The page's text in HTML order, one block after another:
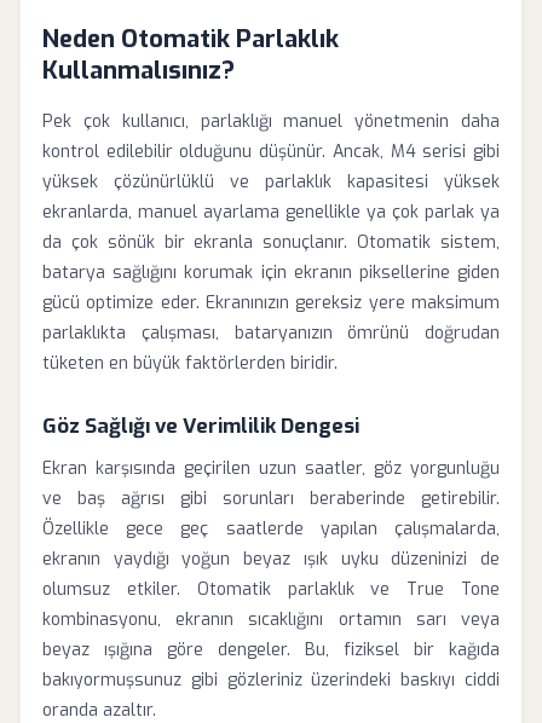
Neden Otomatik Parlaklık
Kullanmalısınız?
Pek çok kullanıcı, parlaklığı manuel yönetmenin daha
kontrol edilebilir olduğunu düşünür. Ancak, M4 serisi gibi
yüksek çözünürlüklü ve parlaklık kapasitesi yüksek
ekranlarda, manuel ayarlama genellikle ya çok parlak ya
da çok sönük bir ekranla sonuçlanır. Otomatik sistem,
batarya sağlığını korumak için ekranın piksellerine giden
gücü optimize eder. Ekranınızın gereksiz yere maksimum
parlaklıkta çalışması, bataryanızın ömrünü doğrudan
tüketen en büyük faktörlerden biridir.
Göz Sağlığı ve Verimlilik Dengesi
Ekran karşısında geçirilen uzun saatler, göz yorgunluğu
ve baş ağrısı gibi sorunları beraberinde getirebilir.
Özellikle gece geç saatlerde yapılan çalışmalarda,
ekranın yaydığı yoğun beyaz ışık uyku düzeninizi de
olumsuz etkiler. Otomatik parlaklık ve True Tone
kombinasyonu, ekranın sıcaklığını ortamın sarı veya
beyaz ışığına göre dengeler. Bu, fiziksel bir kağıda
bakıyormuşsunuz gibi gözleriniz üzerindeki baskıyı ciddi
oranda azaltır.